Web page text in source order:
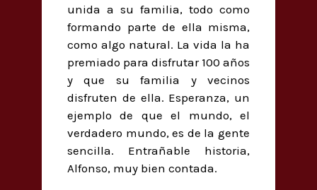
unida a su familia, todo como
formando parte de ella misma,
como algo natural. La vida la ha
premiado para disfrutar 100 años
y que su familia y vecinos
disfruten de ella. Esperanza, un
ejemplo de que el mundo, el
verdadero mundo, es de la gente
sencilla. Entrañable historia,
Alfonso, muy bien contada.